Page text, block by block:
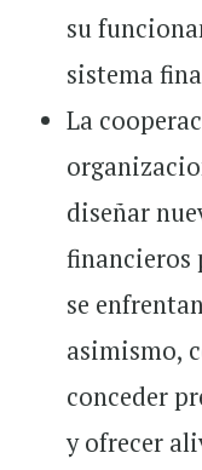
su
sistema
La
diseñar
financieros
se
asimismo,
conceder
y ofrecer